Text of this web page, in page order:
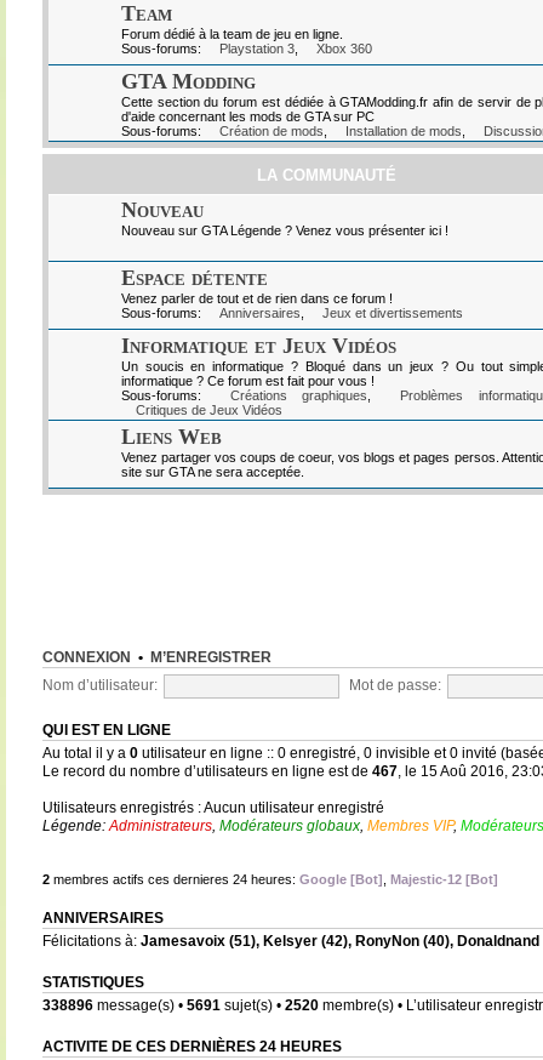
Team
Forum dédié à la team de jeu en ligne.
Sous-forums:
Playstation 3, Xbox 360
GTA Modding
Cette section du forum est dédiée à GTAModding.fr afin de servir de
d'aide concernant les mods de GTA sur PC
Sous-forums:
Création de mods Installation de mods
LA COMMUNAUTÉ
Nouveau
Nouveau sur GTA Légende ? Venez vous présenter ici !
Espace détente
Venez parler de tout et de rien dans ce forum !
Sous-forums:
Anniversaires Jeux et divertissements
Informatique et Jeux Vidéos
Un soucis en informatique ? Bloqué dans un jeux ? Ou tout
informatique ? Ce forum est fait pour vous !
Sous-forums:
Créations graphiques
Problèmes
Critiques de Jeux Vidéos
Liens Web
Venez partager vos coups de coeur, vos blogs et pages persos.
site sur GTA ne sera acceptée.
CONNEXION • M’ENREGISTRER
Nom d’utilisateur: Mot de passe:
QUI EST EN LIGNE
Au total il y a 0utilisateur en ligne :: 0 enregistré, 0 invisible et 0 invité
Le record du nombre d’utilisateurs en ligne est de 467, le 15 Aoû 2016,
Utilisateurs enregistrés : Aucun utilisateur enregistré
Légende:Administrateurs, Modérateurs globaux, Membres VIP,
2membres actifs ces dernieres 24 heures: Google [Bot] Majestic-12 [Bot]
ANNIVERSAIRES
Félicitations à: Jamesavoix(51), Kelsyer(42), RonyNon(40), Donaldnand
STATISTIQUES
338896message(s) • 5691sujet(s) • 2520membre(s) • L’utilisateur
ACTIVITE DE CES DERNIÈRES 24 HEURES